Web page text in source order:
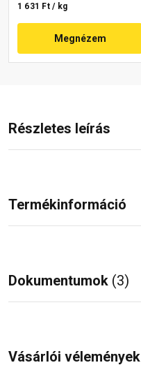
1 631 Ft / kg
Megnézem
Részletes leírás
Termékinformáció
Dokumentumok (3)
Vásárlói vélemények